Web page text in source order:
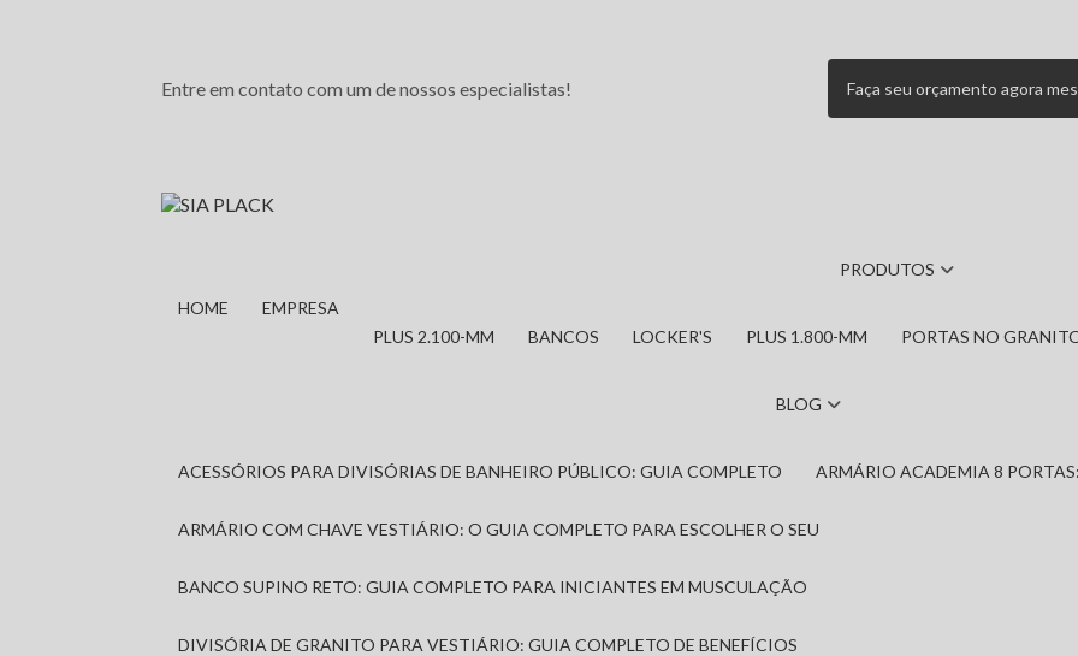
Entre em contato com um de nossos especialistas! Faça seu orçamento agora
HOME EMPRESA
PRODUTOS
PLUS 2.100-MM BANCOS LOCKER'S PLUS 1.800-MM PORTAS NO
BLOG
ACESSÓRIOS PARA DIVISÓRIAS DE BANHEIRO PÚBLICO: GUIA COMPLETO ARMÁRIO ACADEMIA 8
ARMÁRIO COM CHAVE VESTIÁRIO: O GUIA COMPLETO PARA ESCOLHER O SEU
BANCO SUPINO RETO: GUIA COMPLETO PARA INICIANTES EM MUSCULAÇÃO
DIVISÓRIA DE GRANITO PARA VESTIÁRIO: GUIA COMPLETO DE BENEFÍCIOS